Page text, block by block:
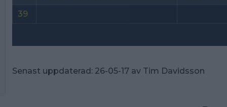
39
Senast uppdaterad: 26-05-17 av Tim Davidsson